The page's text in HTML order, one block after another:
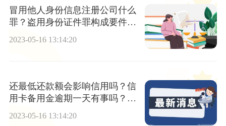
冒用他人身份信息注册公司什么
罪？盗用身份证件罪构成要件是
2023-05-16 13:14:20
还最低还款额会影响信用吗？信
用卡备用金逾期一天有事吗？_
世界微速讯
2023-05-16 13:14:20